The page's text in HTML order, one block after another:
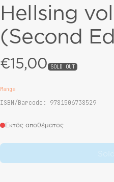
Hellsing
(Second
Regular price
€15,00 SOLD OUT
Manga
ISBN/Barcode: 9781506738529
Εκτός αποθέματος